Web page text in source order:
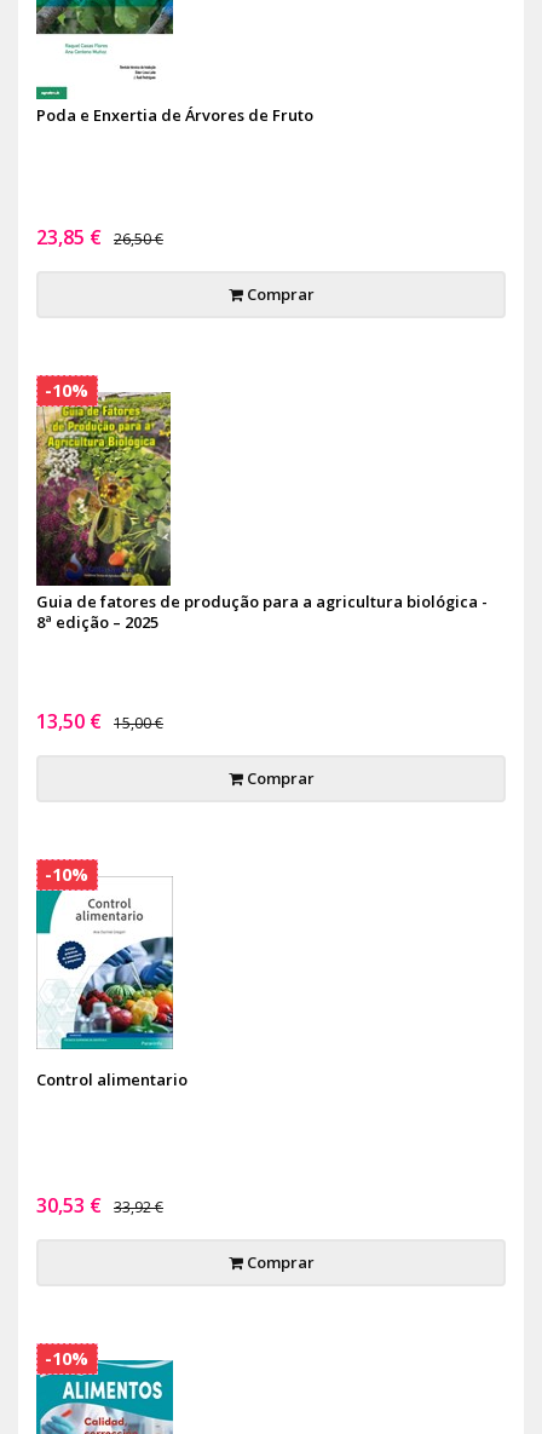
Poda e Enxertia de Árvores de Fruto
23,85 € 26,50 €
Comprar
Guia de fatores de produção para a agricultura biológica -
8ª edição – 2025
13,50 € 15,00 €
Comprar
-10%
Control alimentario
30,53 € 33,92 €
Comprar
-10%
-10%